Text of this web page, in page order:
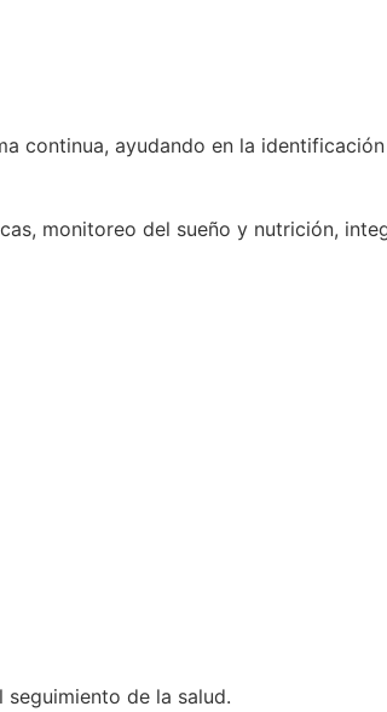
continua, ayudando en la
monitoreo del sueño y nutrición,
de la salud.